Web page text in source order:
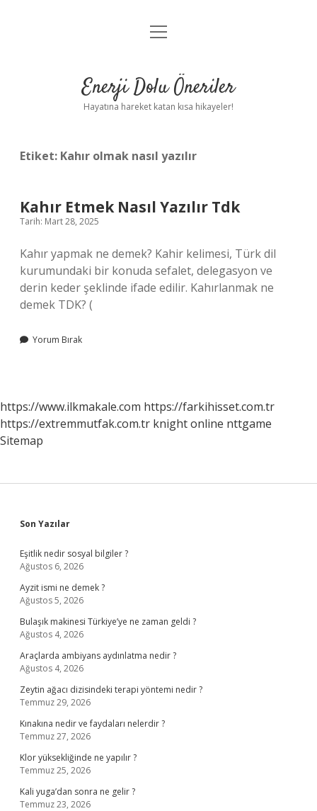
Anasayfa
Yasal Uyarı
menüyü
Enerji Dolu Öneriler
Hayatına hareket katan kısa hikayeler!
Etiket: Kahır olmak nasıl yazılır
Kahır Etmek Nasıl Yazılır Tdk
Tarih: Mart 28, 2025
Kahır yapmak ne demek? Kahir kelimesi, Türk dil
kurumundaki bir konuda sefalet, delegasyon ve
derin keder şeklinde ifade edilir. Kahırlanmak ne
demek TDK? (
Yorum Bırak
https://www.ilkmakale.com https://farkihisset.com.tr
https://extremmutfak.com.tr knight online nttgame
Sitemap
Sidebar
Son Yazılar
Eşitlik nedir sosyal bilgiler ?
Ağustos 6, 2026
Ayzit ismi ne demek ?
Ağustos 5, 2026
Bulaşık makinesi Türkiye’ye ne zaman geldi ?
Ağustos 4, 2026
Araçlarda ambiyans aydınlatma nedir ?
Ağustos 4, 2026
Zeytin ağacı dizisindeki terapi yöntemi nedir ?
Temmuz 29, 2026
Kınakına nedir ve faydaları nelerdir ?
Temmuz 27, 2026
Klor yüksekliğinde ne yapılır ?
Temmuz 25, 2026
Kali yuga’dan sonra ne gelir ?
Temmuz 23, 2026